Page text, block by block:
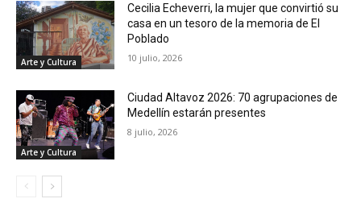
Arte y Cultura
Cecilia Echeverri, la mujer que convirtió su
casa en un tesoro de la memoria de El
Poblado
10 julio, 2026
Arte y Cultura
Ciudad Altavoz 2026: 70 agrupaciones de
Medellín estarán presentes
8 julio, 2026